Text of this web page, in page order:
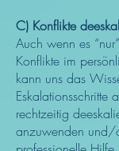
C) Konflikte
Auch wenn es
Konflikte im
kann uns das
Eskalationsschritte
rechtzeitig
anzuwenden und/